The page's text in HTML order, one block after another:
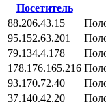
Посетитель
88.206.43.15
95.152.63.201
79.134.4.178
178.176.165.216
93.170.72.40
37.140.42.20